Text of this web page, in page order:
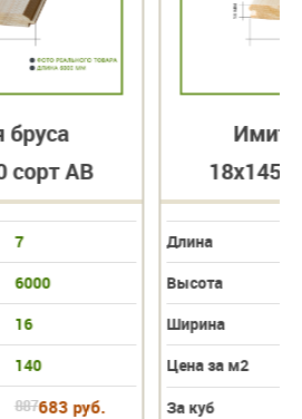
сорт АВ
7
6000
16
140
887683 руб.
Длина
Высота
Ширина
Цена за м2
За куб